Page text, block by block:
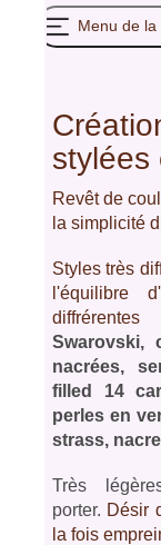
Menu de
stylées
Revêt de
la simplicité
Styles très
l'équilibre
Swarovski,
nacrées,
filled 14
perles en
strass,
Très
porter. Désir
la fois